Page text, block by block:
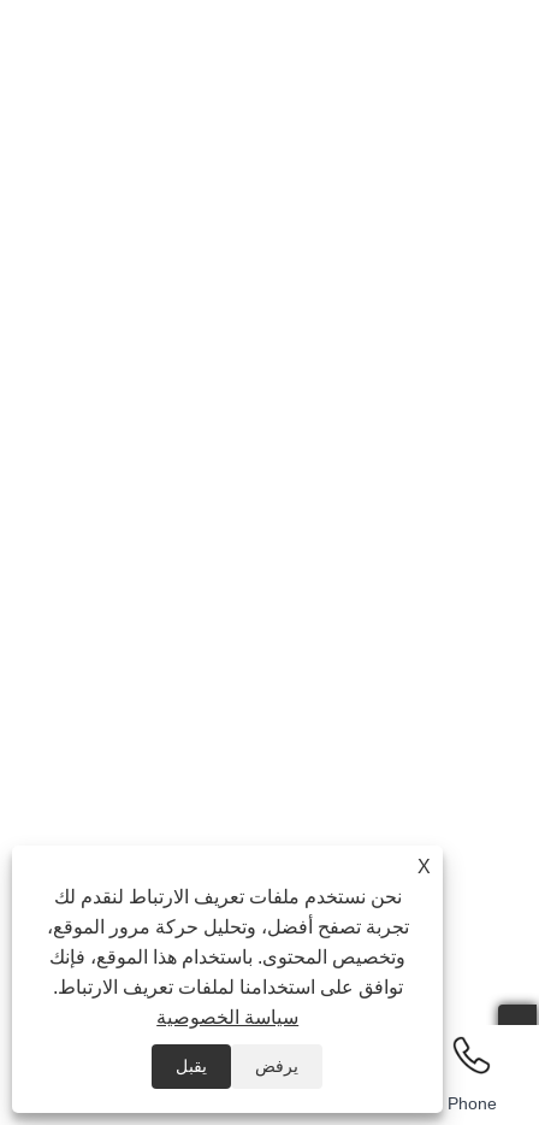
X
نحن نستخدم ملفات تعريف الارتباط لنقدم لك
تجربة تصفح أفضل، وتحليل حركة مرور الموقع،
وتخصيص المحتوى. باستخدام هذا الموقع، فإنك
توافق على استخدامنا لملفات تعريف الارتباط.
سياسة الخصوصية
يرفض
يقبل
Phone